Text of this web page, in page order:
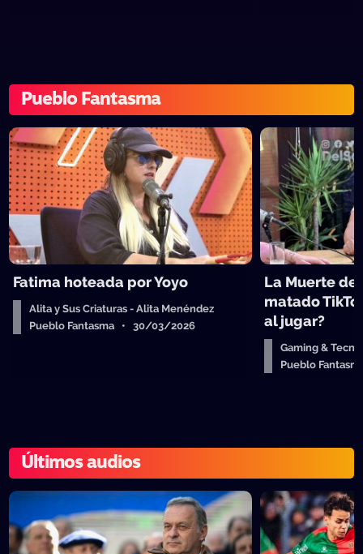
Pueblo Fantasma
Fatima hoteada por Yoyo
Alita y Sus Criaturas - Alita Menéndez
Pueblo Fantasma • 30/03/2026
La Muerte
matado
al jugar?
Gaming &
Pueblo
Últimos audios